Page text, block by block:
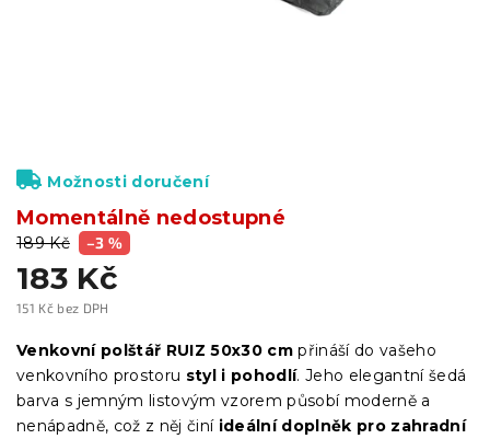
189 Kč –3 %
183 Kč
151 Kč bez DPH
cena:
Momentálně nedostupné
Možnosti doručení
Venkovní polštář RUIZ 50x30 cm přináší do vašeho
venkovního prostoru styl i pohodlí. Jeho elegantní šedá
barva s jemným listovým vzorem působí moderně a
nenápadně, což z něj činí ideální doplněk pro zahradní